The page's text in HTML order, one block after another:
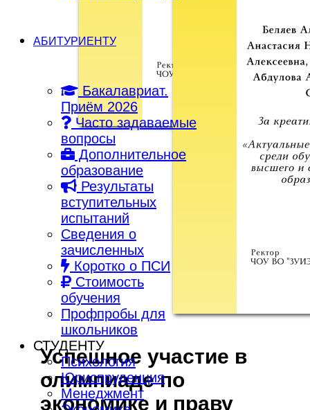
АБИТУРИЕНТУ
Бакалавриат.
Приём 2026
Часто задаваемые
вопросы
Дополнительное
образование
Результаты
вступительных
испытаний
Сведения о
зачисленных
Коротко о ПСИ
Стоимость
обучения
Профпробы для
школьников
СТУДЕНТУ
Психология
Юриспруденция
Менеджмент
Успешное участие в
олимпиаде по
экономике и праву